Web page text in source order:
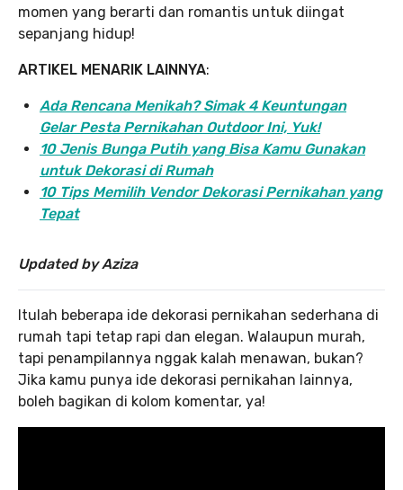
momen yang berarti dan romantis untuk diingat
sepanjang hidup!
ARTIKEL MENARIK LAINNYA:
Ada Rencana Menikah? Simak 4 Keuntungan
Gelar Pesta Pernikahan Outdoor Ini, Yuk!
10 Jenis Bunga Putih yang Bisa Kamu Gunakan
untuk Dekorasi di Rumah
10 Tips Memilih Vendor Dekorasi Pernikahan yang
Tepat
Updated by Aziza
Itulah beberapa ide dekorasi pernikahan sederhana di
rumah tapi tetap rapi dan elegan. Walaupun murah,
tapi penampilannya nggak kalah menawan, bukan?
Jika kamu punya ide dekorasi pernikahan lainnya,
boleh bagikan di kolom komentar, ya!